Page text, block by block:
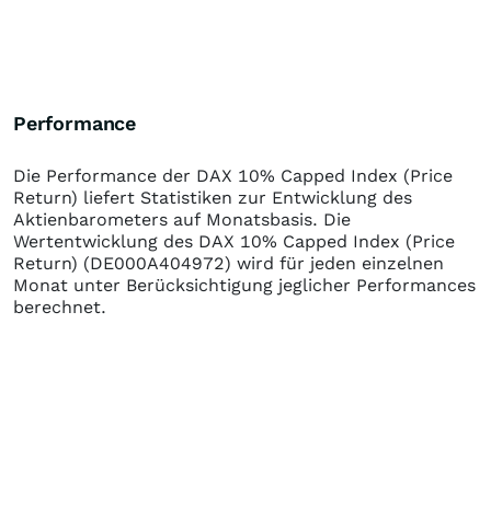
Performance
Die Performance der DAX 10% Capped Index (Price
Return) liefert Statistiken zur Entwicklung des
Aktienbarometers auf Monatsbasis. Die
Wertentwicklung des DAX 10% Capped Index (Price
Return) (DE000A404972) wird für jeden einzelnen
Monat unter Berücksichtigung jeglicher Performances
berechnet.